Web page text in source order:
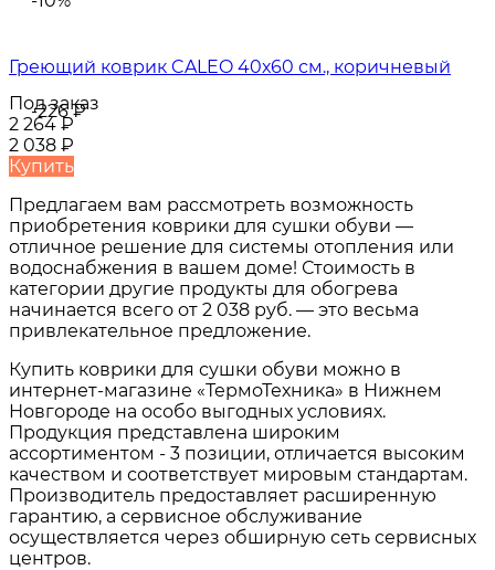
-226₽
Греющий коврик CALEO 40х60 см., коричневый
Под заказ
2 264₽
2 038 ₽
Купить
Предлагаем вам рассмотреть возможность
приобретения коврики для сушки обуви —
отличное решение для системы отопления или
водоснабжения в вашем доме! Стоимость в
категории другие продукты для обогрева
начинается всего от 2 038 руб. — это весьма
привлекательное предложение.
Купить коврики для сушки обуви можно в
интернет-магазине «ТермоТехника» в Нижнем
Новгороде на особо выгодных условиях.
Продукция представлена широким
ассортиментом - 3 позиции, отличается высоким
качеством и соответствует мировым стандартам.
Производитель предоставляет расширенную
гарантию, а сервисное обслуживание
осуществляется через обширную сеть сервисных
центров.